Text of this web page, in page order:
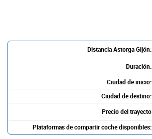
Distancia Astorga Gijón:
Duración:
Ciudad de inicio:
Ciudad de destino:
Precio del trayecto
Plataformas de compartir coche disponibles: